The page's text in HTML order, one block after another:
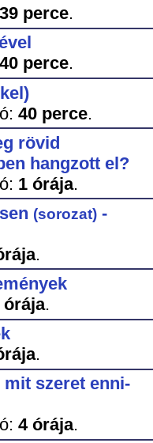
39 perce.
40 perce.
40 perce.
rövid
hangzott el?
1 órája.
(sorozat)-
.
órája.
.
szeret enni-
4 órája.